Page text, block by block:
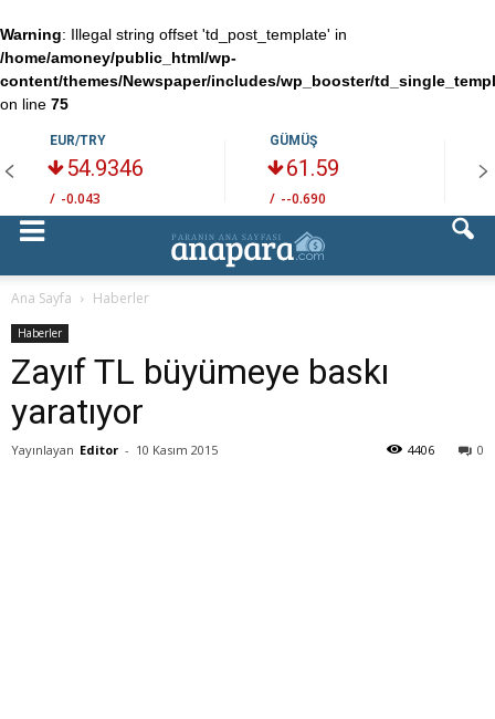
Warning: Illegal string offset 'td_post_template' in
/home/amoney/public_html/wp-
content/themes/Newspaper/includes/wp_booster/
on line 75
EUR/TRY
54.9346
/ -0.043
GÜMÜŞ
61.59
/ --0.690
Ana Sayfa Haberler
Haberler
Zayıf TL büyümeye baskı
yaratıyor
Yayınlayan Editor - 10 Kasım 2015 0
4406